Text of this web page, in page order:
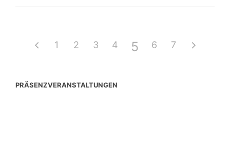
1 2 3 4 5 6 7
PRÄSENZVERANSTALTUNGEN